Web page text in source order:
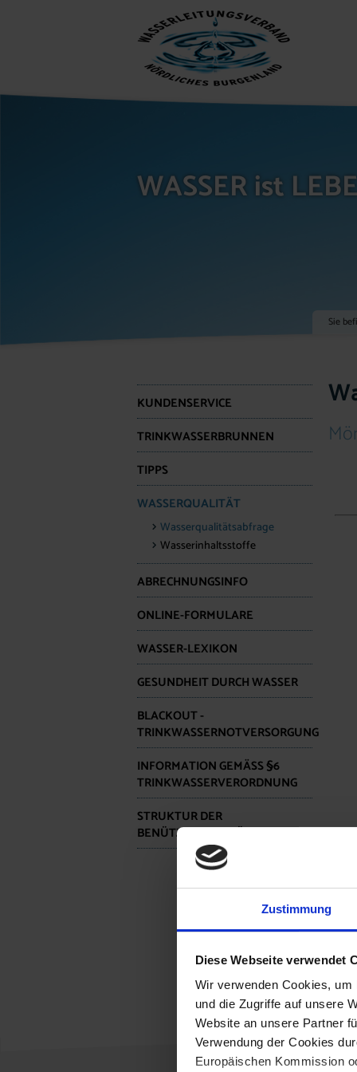
Zustimmung
Diese Webseite verwendet
Wir verwenden Cookies,
und die Zugriffe auf unsere
Website an unsere Partner
Verwendung der Cookies
Europäischen Kommission
WASSER ist
Sie
KUNDENSERVICE
TRINKWASSERBRUNNEN
TIPPS
WASSERQUALITÄT
Wasserqualitätsabfrage
Wasserinhaltsstoffe
ABRECHNUNGSINFO
ONLINE-FORMULARE
WASSER-LEXIKON
GESUNDHEIT DURCH WASSER
BLACKOUT -
TRINKWASSERNOTVERSORGUNG
INFORMATION GEMÄSS §6 T
RINKWASSERVERORDNUNG
STRUKTUR DER
BENÜTZUNGSGEBÜHREN